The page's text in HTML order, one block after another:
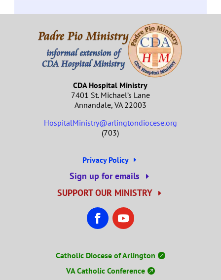
CDA Hospital Ministry
7401 St. Michael’s Lane
Annandale, VA 22003
HospitalMinistry@arlingtondiocese.org
(703)
Privacy Policy
Sign up for emails
SUPPORT OUR MINISTRY
Catholic Diocese of Arlington
VA Catholic Conference